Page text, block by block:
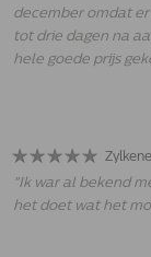
december omdat
tot drie dagen na
hele goede prijs
Zylkene
"Ik war al bekend
het doet wat het